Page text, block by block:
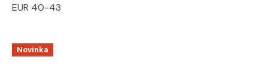
EUR 40-43
Novinka